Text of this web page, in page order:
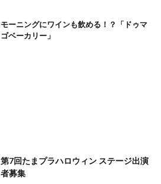
モーニングにワインも飲める！？「ドゥマ
ゴベーカリー」
第7回たまプラハロウィン ステージ出演
者募集